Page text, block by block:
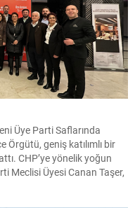
Üye Parti Saflarında
geniş katılımlı bir
CHP’ye yönelik yoğun
Meclisi Üyesi Canan Taşer,
Büyükşehir Belediye